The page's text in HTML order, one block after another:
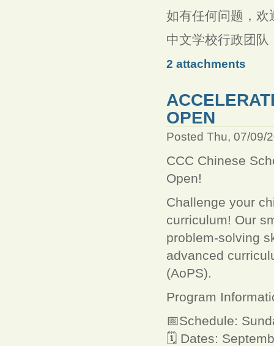
如有任何问题，
中文学校行政团队
2 attachments
OPEN
Posted Thu, 07/09/
CCC Chinese
Open!
Challenge your
curriculum! Our
problem-solving
advanced
(AoPS).
Program
📅Schedule:
🗓 Dates: